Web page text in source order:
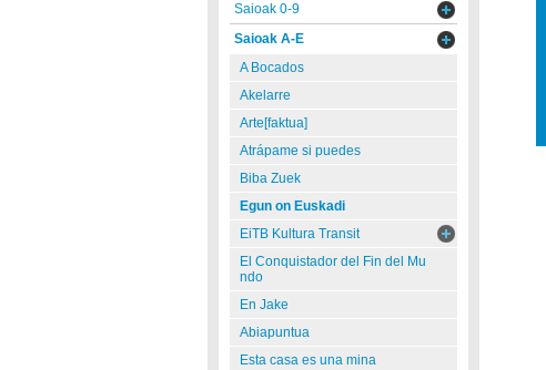
Saioak 0-9
Saioak A-E
A Bocados
Akelarre
Arte[faktua]
Atrápame si puedes
Biba Zuek
Egun on Euskadi
EiTB Kultura Transit
El Conquistador del Fin del Mu
ndo
En Jake
Abiapuntua
Esta casa es una mina